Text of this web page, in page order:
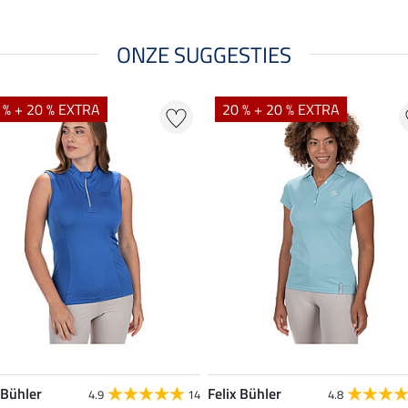
ONZE SUGGESTIES
+ 20 % EXTRA
4.9 14
20 % + 20 % EXTRA
Felix Bühler 4.8